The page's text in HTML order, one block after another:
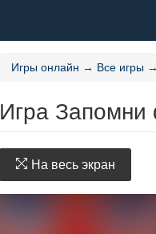
Игры онлайн → Все игры →
Игра Запомни
На весь экран